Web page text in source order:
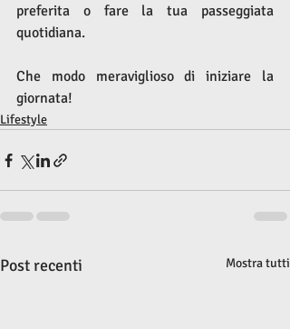
preferita o fare la tua passeggiata
quotidiana.
Che modo meraviglioso di iniziare la
giornata!
Lifestyle
Post recenti Mostra tutti